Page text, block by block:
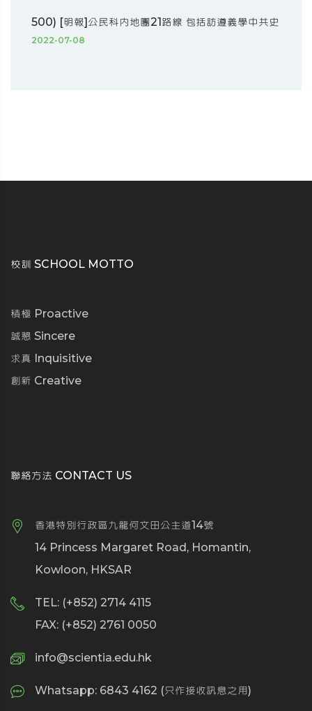
500) [明報]公民科內地團21路線 包括訪遵義學中共史
2022-07-08
校訓 SCHOOL MOTTO
積極 Proactive
誠懇 Sincere
求真 Inquisitive
創新 Creative
聯絡方法 CONTACT US
香港特別行政區九龍何文田公主道14號
14 Princess Margaret Road, Homantin,
Kowloon, HKSAR
TEL: (+852) 2714 4115
FAX: (+852) 2761 0050
info@scientia.edu.hk
Whatsapp: 6843 4162 (只作接收訊息之用)